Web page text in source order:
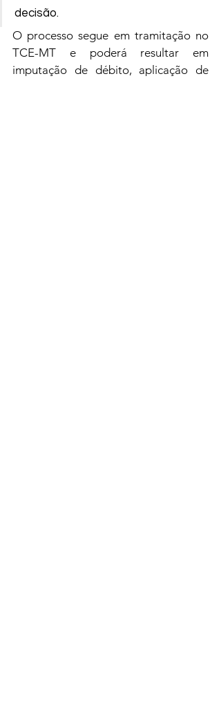
decisão.
O processo segue em tramitação no
TCE-MT e poderá resultar em
imputação de débito, aplicação de